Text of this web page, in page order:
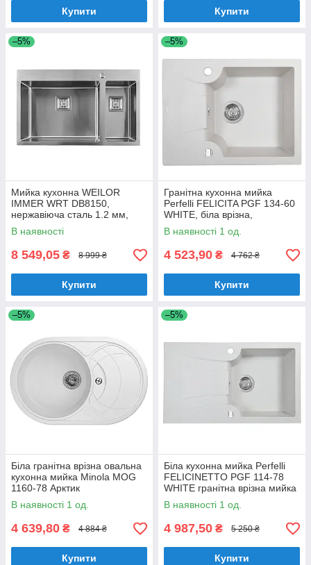
Купити Купити
–5%
Мийка кухонна WEILOR
IMMER WRT DB8150,
нержавіюча сталь 1.2 мм,
півторачашева, врізна
В наявності
8 549,05 ₴ 8 999 ₴
Купити
–5%
Гранітна кухонна мийка
Perfelli FELICITA PGF 134-60
WHITE, біла врізна,
одночашева з крилом
В наявності 1 од.
4 523,90 ₴ 4 762 ₴
Купити
–5%
Біла гранітна врізна овальна
кухонна мийка Minola MOG
1160-78 Арктик
В наявності 1 од.
4 639,80 ₴ 4 884 ₴
Купити
–5%
Біла кухонна мийка Perfelli
FELICINETTO PGF 114-78
WHITE гранітна врізна мийка
для кухні
В наявності 1 од.
4 987,50 ₴ 5 250 ₴
Купити